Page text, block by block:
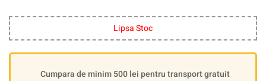
Lipsa Stoc
Cumpara de minim 500 lei pentru transport gratuit